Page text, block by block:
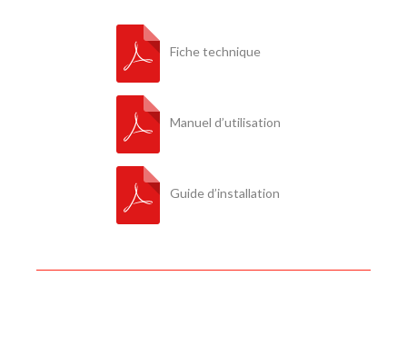
Fiche technique
Manuel d’utilisation
Guide d’installation